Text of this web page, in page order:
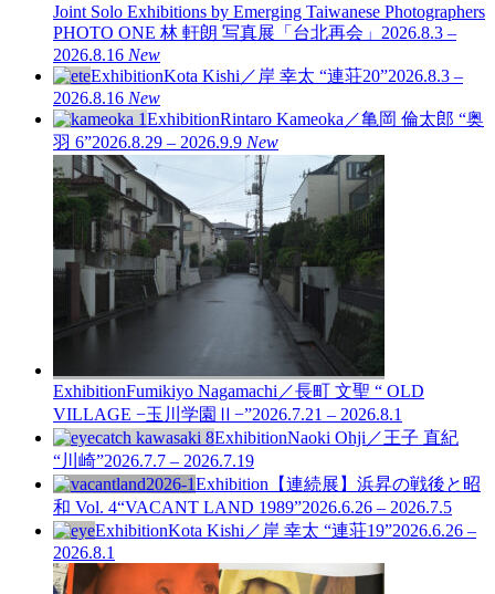
Joint Solo Exhibitions by Emerging Taiwanese Photographers
PHOTO ONE 林 軒朗 写真展「台北再会」 2026.8.3 –
2026.8.16 New
ExhibitionKota Kishi／岸 幸太 “連荘20”2026.8.3 –
2026.8.16 New
ExhibitionRintaro Kameoka／亀岡 倫太郎 “奥
羽 6”2026.8.29 – 2026.9.9 New
ExhibitionFumikiyo Nagamachi／長町 文聖 “ OLD
VILLAGE −玉川学園Ⅱ−”2026.7.21 – 2026.8.1
ExhibitionNaoki Ohji／王子 直紀
“川崎”2026.7.7 – 2026.7.19
Exhibition 【連続展】浜昇の戦後と昭
和 Vol. 4“VACANT LAND 1989”2026.6.26 – 2026.7.5
ExhibitionKota Kishi／岸 幸太 “連荘19”2026.6.26 –
2026.8.1